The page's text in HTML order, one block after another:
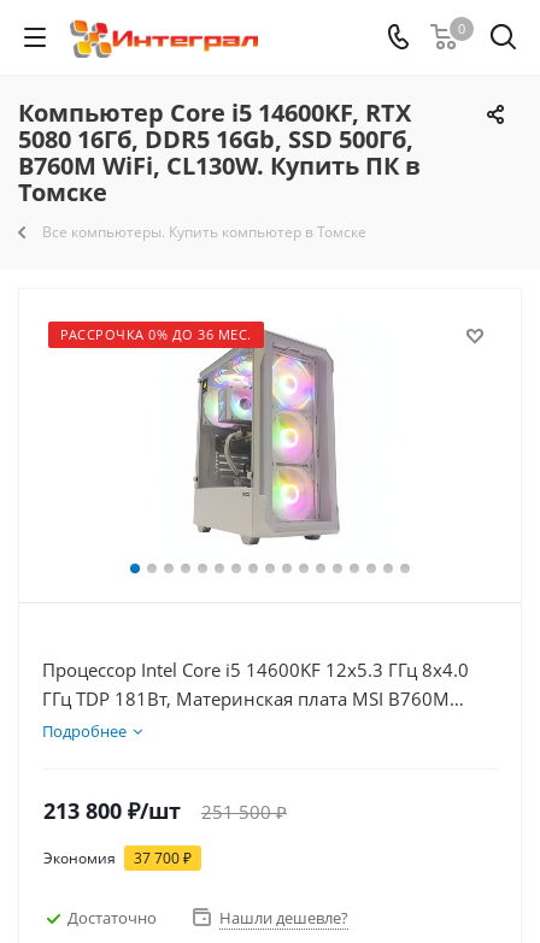
0
Компьютер Core i5 14600KF, RTX
5080 16Гб, DDR5 16Gb, SSD 500Гб,
B760M WiFi, CL130W. Купить ПК в
Томске
Все компьютеры. Купить компьютер в Томске
РАССРОЧКА 0% ДО 36 МЕС.
Процессор Intel Core i5 14600KF 12x5.3 ГГц 8x4.0
ГГц TDP 181Вт, Материнская плата MSI B760M
BOMBER WIFI D5, Видеокарта RTX 5080 16Гб,
Подробнее
213 800 ₽/шт 251 500₽
Экономия 37 700₽
Достаточно
Нашли дешевле?